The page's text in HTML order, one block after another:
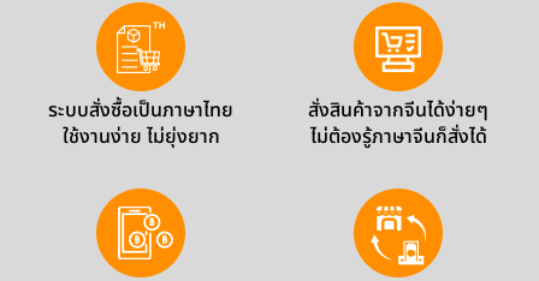
ระบบสั่งซื้อเป็นภาษาไทย
ใช้งานง่าย ไม่ยุ่งยาก
สั่งสินค้าจากจีนได้ง่ายๆ
ไม่ต้องรู้ภาษาจีนก็สั่งได้